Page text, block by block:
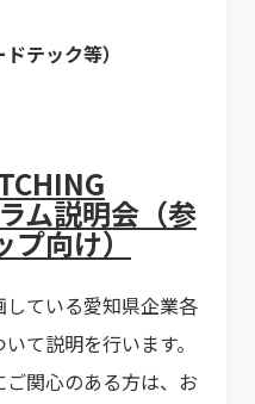
テック等）
ム説明会（参
プ向け）
ている愛知県企業各
て説明を行います。
関心のある方は、お